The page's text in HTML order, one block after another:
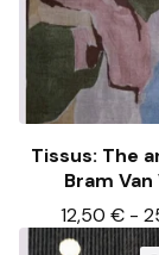
Tissus: The
Bram Van
12,50 € -